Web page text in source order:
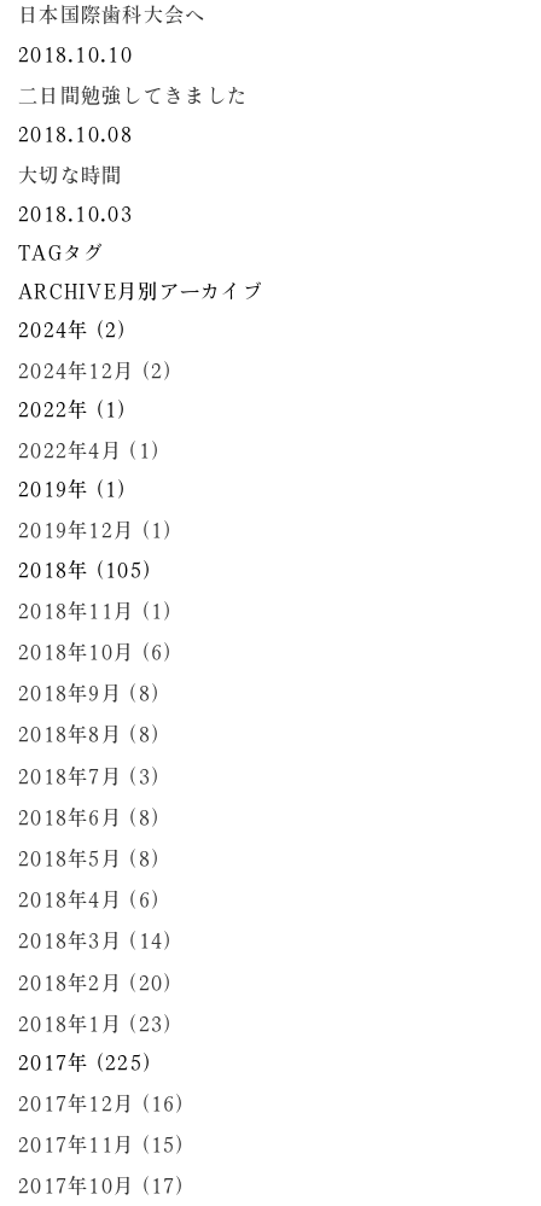
日本国際歯科大会へ
2018.10.10
二日間勉強してきました
2018.10.08
大切な時間
2018.10.03
TAGタグ
ARCHIVE 月別アーカイブ
2024年 (2)
2024年12月 (2)
2022年 (1)
2022年4月 (1)
2019年 (1)
2019年12月 (1)
2018年 (105)
2018年11月 (1)
2018年10月 (6)
2018年9月 (8)
2018年8月 (8)
2018年7月 (3)
2018年6月 (8)
2018年5月 (8)
2018年4月 (6)
2018年3月 (14)
2018年2月 (20)
2018年1月 (23)
2017年 (225)
2017年12月 (16)
2017年11月 (15)
2017年10月 (17)